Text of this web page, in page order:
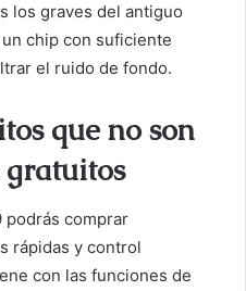
los graves del antiguo
chip con suficiente
el ruido de fondo.
que no son
podrás comprar
rápidas y control
con las funciones de